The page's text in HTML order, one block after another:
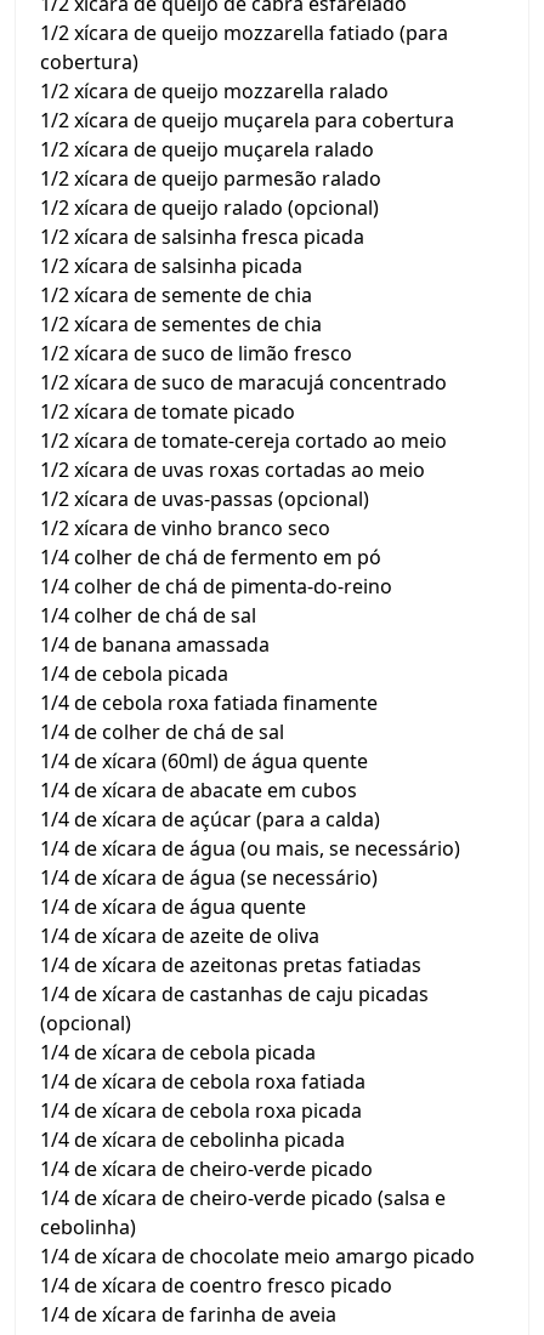
1/2 xícara de queijo mozzarella fatiado (para
cobertura)
1/2 xícara de queijo mozzarella ralado
1/2 xícara de queijo muçarela para cobertura
1/2 xícara de queijo muçarela ralado
1/2 xícara de queijo parmesão ralado
1/2 xícara de queijo ralado (opcional)
1/2 xícara de salsinha fresca picada
1/2 xícara de salsinha picada
1/2 xícara de semente de chia
1/2 xícara de sementes de chia
1/2 xícara de suco de limão fresco
1/2 xícara de suco de maracujá concentrado
1/2 xícara de tomate picado
1/2 xícara de tomate-cereja cortado ao meio
1/2 xícara de uvas roxas cortadas ao meio
1/2 xícara de uvas-passas (opcional)
1/2 xícara de vinho branco seco
1/4 colher de chá de fermento em pó
1/4 colher de chá de pimenta-do-reino
1/4 colher de chá de sal
1/4 de banana amassada
1/4 de cebola picada
1/4 de cebola roxa fatiada finamente
1/4 de colher de chá de sal
1/4 de xícara (60ml) de água quente
1/4 de xícara de abacate em cubos
1/4 de xícara de açúcar (para a calda)
1/4 de xícara de água (ou mais, se necessário)
1/4 de xícara de água (se necessário)
1/4 de xícara de água quente
1/4 de xícara de azeite de oliva
1/4 de xícara de azeitonas pretas fatiadas
1/4 de xícara de castanhas de caju picadas
(opcional)
1/4 de xícara de cebola picada
1/4 de xícara de cebola roxa fatiada
1/4 de xícara de cebola roxa picada
1/4 de xícara de cebolinha picada
1/4 de xícara de cheiro-verde picado
1/4 de xícara de cheiro-verde picado (salsa e
cebolinha)
1/4 de xícara de chocolate meio amargo picado
1/4 de xícara de coentro fresco picado
1/4 de xícara de farinha de aveia